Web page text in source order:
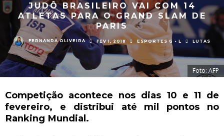
JUDÔ BRASILEIRO VAI COM 14
ATLETAS PARA O GRAND SLAM DE
PARIS
FERNANDA OLIVEIRA FEV 1, 2018 ESPORTES G - L LUTAS
Foto: AFP
Competição acontece nos dias 10 e 11 de
fevereiro, e distribui até mil pontos no
Ranking Mundial.